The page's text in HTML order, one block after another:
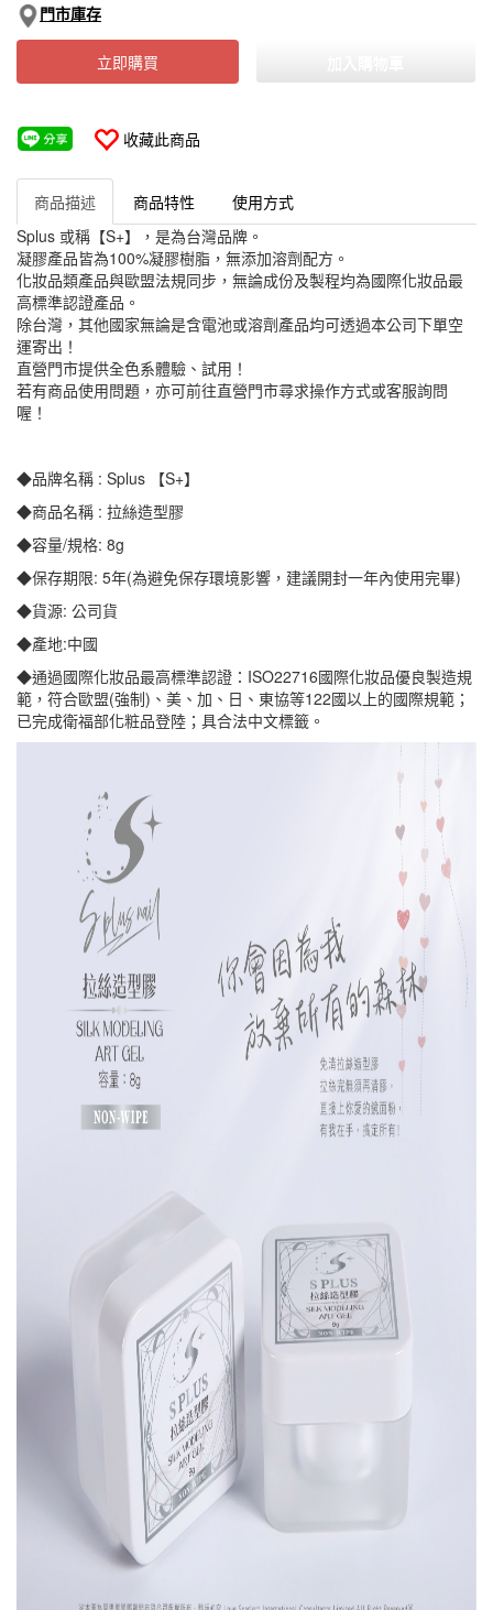
門市庫存
立即購買
收藏此商品
商品描述 商品特性
使用方式
Splus 或稱【S+】，是為台灣品牌。
凝膠產品皆為100%凝膠樹脂，無添加溶劑配方。
化妝品類產品與歐盟法規同步，無論成份及製程均為國際化妝品最
高標準認證產品。
除台灣，其他國家無論是含電池或溶劑產品均可透過本公司下單空
運寄出！
直營門市提供全色系體驗、試用！
若有商品使用問題，亦可前往直營門市尋求操作方式或客服詢問
喔！
◆品牌名稱 : Splus 【S+】
◆商品名稱 : 拉絲造型膠
◆容量/規格: 8g
◆保存期限: 5年(為避免保存環境影響，建議開封一年內使用完畢)
◆貨源: 公司貨
◆產地:中國
◆通過國際化妝品最高標準認證：ISO22716國際化妝品優良製造規
範，符合歐盟(強制)、美、加、日、東協等122國以上的國際規範；
已完成衛福部化粧品登陸；具合法中文標籤。